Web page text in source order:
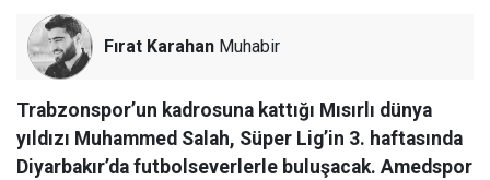
Fırat Karahan Muhabir
Trabzonspor’un kadrosuna kattığı Mısırlı dünya
yıldızı Muhammed Salah, Süper Lig’in 3. haftasında
Diyarbakır’da futbolseverlerle buluşacak. Amedspor